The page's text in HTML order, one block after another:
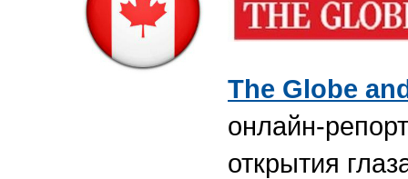
The Globe
онлайн-
открытия